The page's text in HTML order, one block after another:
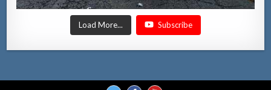
Load More... Subscribe